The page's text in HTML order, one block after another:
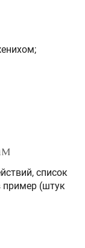
список
пример (штук